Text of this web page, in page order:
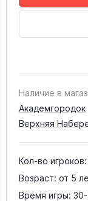
Наличие в
Академгородок
Верхняя
Кол-во игроков:
Возраст: от 5
Время игры: